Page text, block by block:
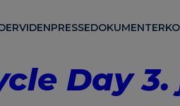
VIDENPRESSEDOKUMENTER
Day